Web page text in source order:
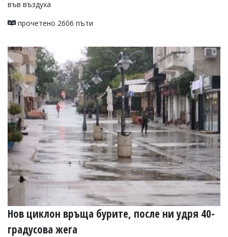
моля
ни!
във въздуха
прочетено 2606 пъти
Нов циклон връща бурите, после ни удря 40-
градусова жега